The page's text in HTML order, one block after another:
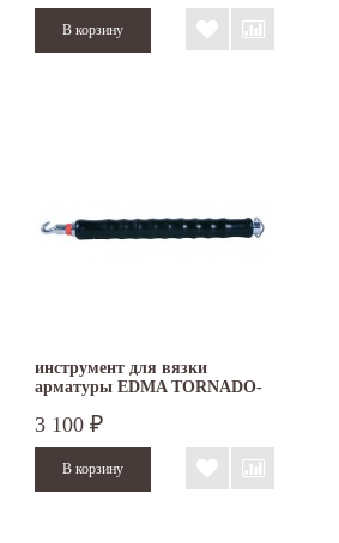
инструмент для вязки
арматуры EDMA TORNADO-
3 100 ₽